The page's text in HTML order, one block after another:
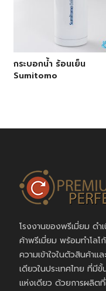
กระบอกน้ำ ร้อนเย็น
Sumitomo
โรงงานของพรีเมี่ยม ดำ
ค้าพรีเมี่ยม พร้อมทำโล
ความเข้าใจในตัวสินค้าแ
เดียวในประเทศไทย ที่มี
แห่งเดียว ด้วยการผลิตที่ใ